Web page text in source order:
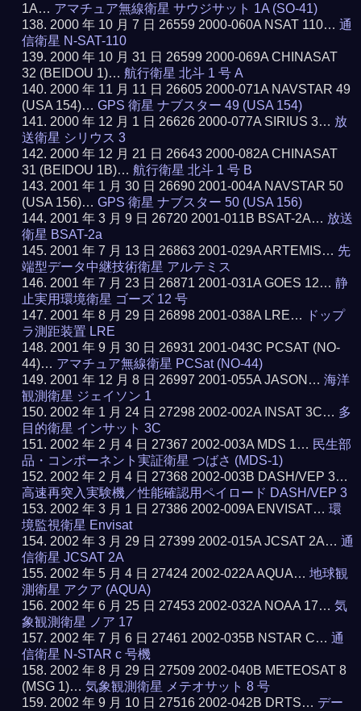
1A… アマチュア無線衛星 サウジサット 1A (SO-41)
2000 年 10 月 7 日 26559 2000-060A NSAT 110…通
信衛星 N-SAT-110
2000 年 10 月 31 日 26599 2000-069A CHINASAT
32 (BEIDOU 1)…航行衛星 北斗 1 号 A
2000 年 11 月 11 日 26605 2000-071A NAVSTAR 49
(USA 154)…GPS 衛星 ナブスター 49 (USA 154)
2000 年 12 月 1 日 26626 2000-077A SIRIUS 3… 放
送衛星 シリウス 3
2000 年 12 月 21 日 26643 2000-082A CHINASAT
31 (BEIDOU 1B)…航行衛星 北斗 1 号 B
2001 年 1 月 30 日 26690 2001-004A NAVSTAR 50
(USA 156)…GPS 衛星 ナブスター 50 (USA 156)
2001 年 3 月 9 日 26720 2001-011B BSAT-2A… 放送
衛星 BSAT-2a
2001 年 7 月 13 日 26863 2001-029A ARTEMIS… 先
端型データ中継技術衛星 アルテミス
2001 年 7 月 23 日 26871 2001-031A GOES 12…静
止実用環境衛星 ゴーズ 12 号
2001 年 8 月 29 日 26898 2001-038A LRE…
ドップ
ラ測距装置 LRE
2001 年 9 月 30 日 26931 2001-043C PCSAT (NO-
44)… アマチュア無線衛星 PCSat (NO-44)
2001 年 12 月 8 日 26997 2001-055A JASON…海洋
観測衛星 ジェイソン 1
2002 年 1 月 24 日 27298 2002-002A INSAT 3C… 多
目的衛星 インサット 3C
2002 年 2 月 4 日 27367 2002-003A MDS 1… 民生部
品・コンポーネント実証衛星 つばさ (MDS-1)
2002 年 2 月 4 日 27368 2002-003B DASH/VEP 3…
高速再突入実験機／性能確認用ペイロード DASH/VEP 3
2002 年 3 月 1 日 27386 2002-009A ENVISAT…環
境監視衛星 Envisat
2002 年 3 月 29 日 27399 2002-015A JCSAT 2A…通
信衛星 JCSAT 2A
2002 年 5 月 4 日 27424 2002-022A AQUA…地球観
測衛星 アクア (AQUA)
2002 年 6 月 25 日 27453 2002-032A NOAA 17…気
象観測衛星 ノア 17
2002 年 7 月 6 日 27461 2002-035B NSTAR C…通
信衛星 N-STAR c 号機
2002 年 8 月 29 日 27509 2002-040B METEOSAT 8
(MSG 1)…気象観測衛星 メテオサット 8 号
2002 年 9 月 10 日 27516 2002-042B DRTS… デー